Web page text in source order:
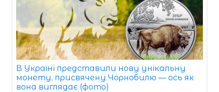
В Україні представили нову унікальну
монету, присвячену Чорнобилю — ось як
вона виглядає (фото)